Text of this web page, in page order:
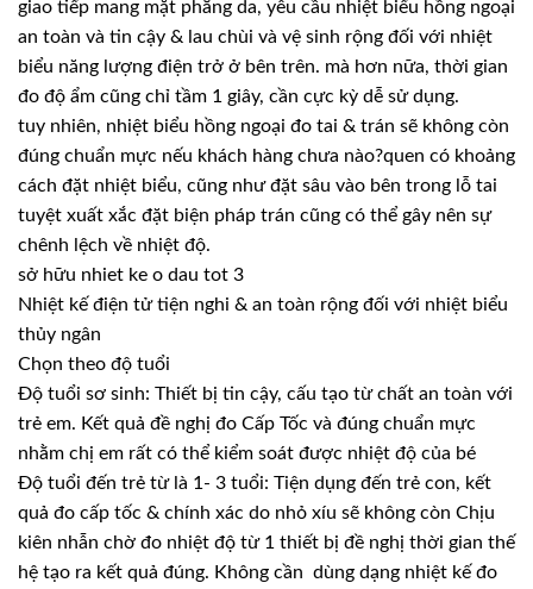
giao tiếp mang mặt phẳng da, yêu cầu nhiệt biểu hồng ngoại
an toàn và tin cậy & lau chùi và vệ sinh rộng đối với nhiệt
biểu năng lượng điện trở ở bên trên. mà hơn nữa, thời gian
đo độ ẩm cũng chỉ tầm 1 giây, cần cực kỳ dễ sử dụng.
tuy nhiên, nhiệt biểu hồng ngoại đo tai & trán sẽ không còn
đúng chuẩn mực nếu khách hàng chưa nào?quen có khoảng
cách đặt nhiệt biểu, cũng như đặt sâu vào bên trong lỗ tai
tuyệt xuất xắc đặt biện pháp trán cũng có thể gây nên sự
chênh lệch về nhiệt độ.
sở hữu nhiet ke o dau tot 3
Nhiệt kế điện tử tiện nghi & an toàn rộng đối với nhiệt biểu
thủy ngân
Chọn theo độ tuổi
Độ tuổi sơ sinh: Thiết bị tin cậy, cấu tạo từ chất an toàn với
trẻ em. Kết quả đề nghị đo Cấp Tốc và đúng chuẩn mực
nhằm chị em rất có thể kiểm soát được nhiệt độ của bé
Độ tuổi đến trẻ từ là 1- 3 tuổi: Tiện dụng đến trẻ con, kết
quả đo cấp tốc & chính xác do nhỏ xíu sẽ không còn Chịu
kiên nhẫn chờ đo nhiệt độ từ 1 thiết bị đề nghị thời gian thế
hệ tạo ra kết quả đúng. Không cần dùng dạng nhiệt kế đo